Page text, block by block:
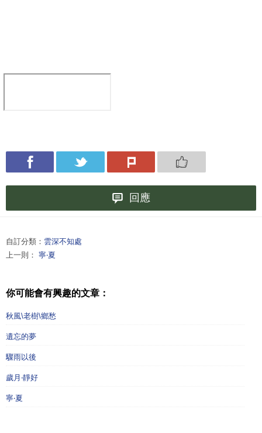
回應
自訂分類： 雲深不知處
上一則： 寧‧夏
你可能會有興趣的文章：
秋風\老樹\鄉愁
遺忘的夢
驟雨以後
歲月‧靜好
寧‧夏